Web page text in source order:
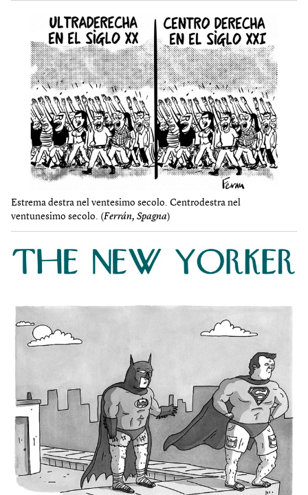
Estrema destra nel ventesimo secolo. Centrodestra nel
ventunesimo secolo. (Ferrán, Spagna)